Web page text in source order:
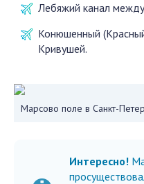
Лебяжий канал
Конюшенный
Кривушей.
Марсово поле в Санкт-
Интересно!